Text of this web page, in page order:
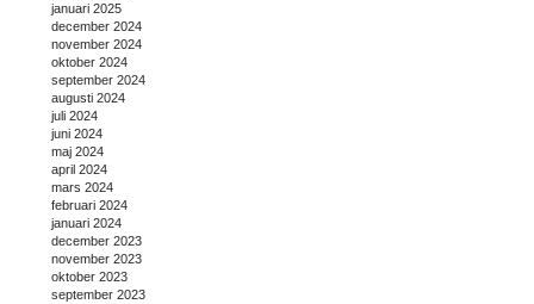
januari 2025
december 2024
november 2024
oktober 2024
september 2024
augusti 2024
juli 2024
juni 2024
maj 2024
april 2024
mars 2024
februari 2024
januari 2024
december 2023
november 2023
oktober 2023
september 2023